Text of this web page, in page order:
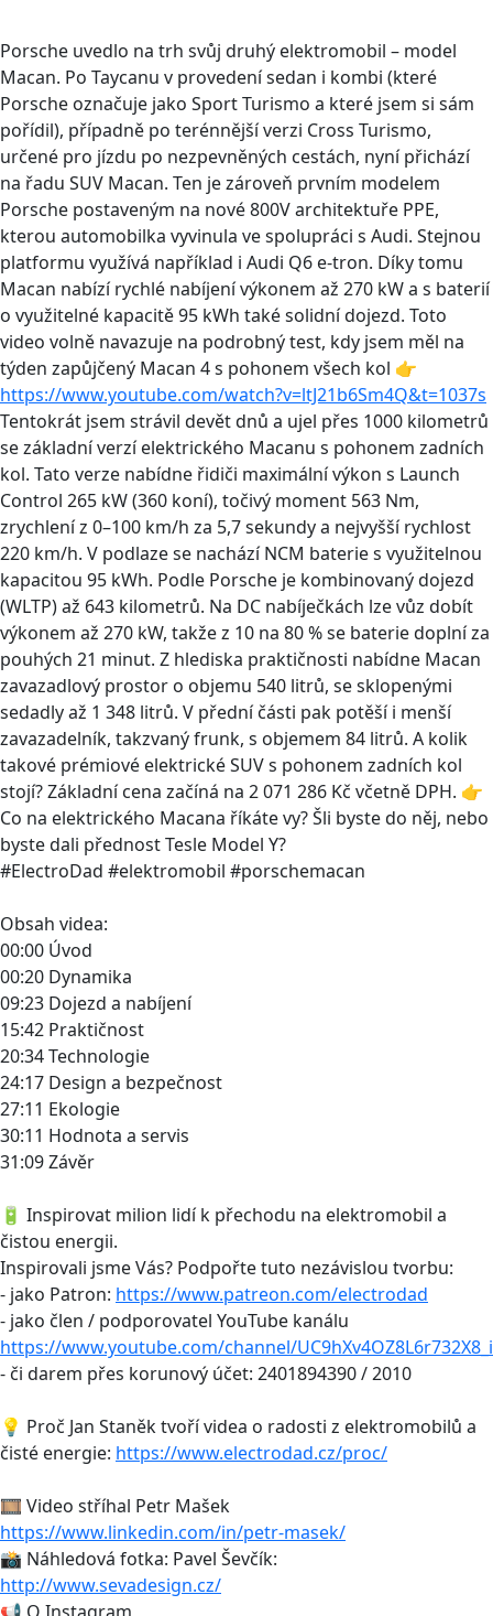
Porsche uvedlo na trh svůj druhý elektromobil – model
Macan. Po Taycanu v provedení sedan i kombi (které
Porsche označuje jako Sport Turismo a které jsem si sám
pořídil), případně po terénnější verzi Cross Turismo,
určené pro jízdu po nezpevněných cestách, nyní přichází
na řadu SUV Macan. Ten je zároveň prvním modelem
Porsche postaveným na nové 800V architektuře PPE,
kterou automobilka vyvinula ve spolupráci s Audi. Stejnou
platformu využívá například i Audi Q6 e-tron. Díky tomu
Macan nabízí rychlé nabíjení výkonem až 270 kW a s baterií
o využitelné kapacitě 95 kWh také solidní dojezd. Toto
video volně navazuje na podrobný test, kdy jsem měl na
týden zapůjčený Macan 4 s pohonem všech kol 👉
https://www.youtube.com/watch?v=ltJ21b6Sm4Q&t=1037s
Tentokrát jsem strávil devět dnů a ujel přes 1000 kilometrů
se základní verzí elektrického Macanu s pohonem zadních
kol. Tato verze nabídne řidiči maximální výkon s Launch
Control 265 kW (360 koní), točivý moment 563 Nm,
zrychlení z 0–100 km/h za 5,7 sekundy a nejvyšší rychlost
220 km/h. V podlaze se nachází NCM baterie s využitelnou
kapacitou 95 kWh. Podle Porsche je kombinovaný dojezd
(WLTP) až 643 kilometrů. Na DC nabíječkách lze vůz dobít
výkonem až 270 kW, takže z 10 na 80 % se baterie doplní za
pouhých 21 minut. Z hlediska praktičnosti nabídne Macan
zavazadlový prostor o objemu 540 litrů, se sklopenými
sedadly až 1 348 litrů. V přední části pak potěší i menší
zavazadelník, takzvaný frunk, s objemem 84 litrů. A kolik
takové prémiové elektrické SUV s pohonem zadních kol
stojí? Základní cena začíná na 2 071 286 Kč včetně DPH. 👉
Co na elektrického Macana říkáte vy? Šli byste do něj, nebo
byste dali přednost Tesle Model Y?
#ElectroDad #elektromobil #porschemacan
Obsah videa:
00:00 Úvod
00:20 Dynamika
09:23 Dojezd a nabíjení
15:42 Praktičnost
20:34 Technologie
24:17 Design a bezpečnost
27:11 Ekologie
30:11 Hodnota a servis
31:09 Závěr
🔋 Inspirovat milion lidí k přechodu na elektromobil a
čistou energii.
Inspirovali jsme Vás? Podpořte tuto nezávislou tvorbu:
- jako Patron: https://www.patreon.com/electrodad
- jako člen / podporovatel YouTube kanálu
https://www.youtube.com/channel/
- či darem přes korunový účet: 2401894390 / 2010
💡 Proč Jan Staněk tvoří videa o radosti z elektromobilů a
čisté energie: https://www.electrodad.cz/proc/
🎞 Video stříhal Petr Mašek
https://www.linkedin.com/in/petr-masek/
📸 Náhledová fotka: Pavel Ševčík:
http://www.sevadesign.cz/